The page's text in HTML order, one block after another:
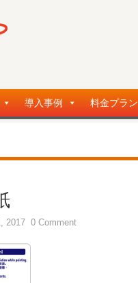
導入事例 料金プラン
2017 0 Comment